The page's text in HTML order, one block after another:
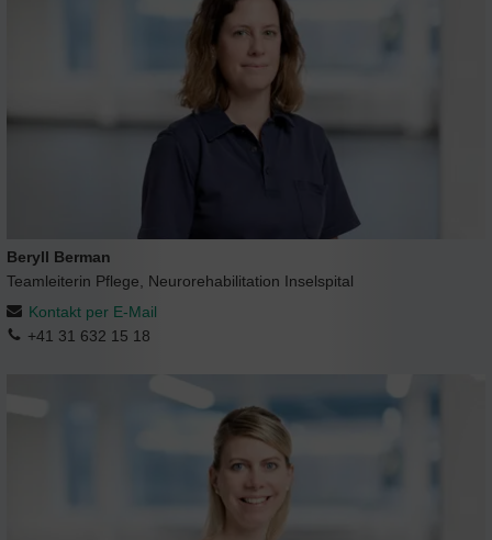
Beryll Berman
Teamleiterin Pflege, Neurorehabilitation Inselspital
Kontakt per E-Mail
+41 31 632 15 18